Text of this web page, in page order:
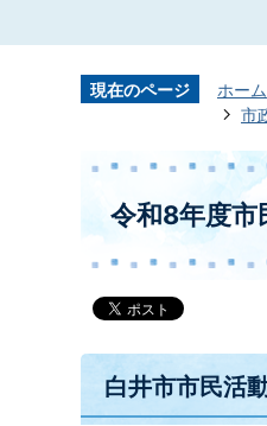
現在のページ ホーム
市
令和8年度市
白井市市民活